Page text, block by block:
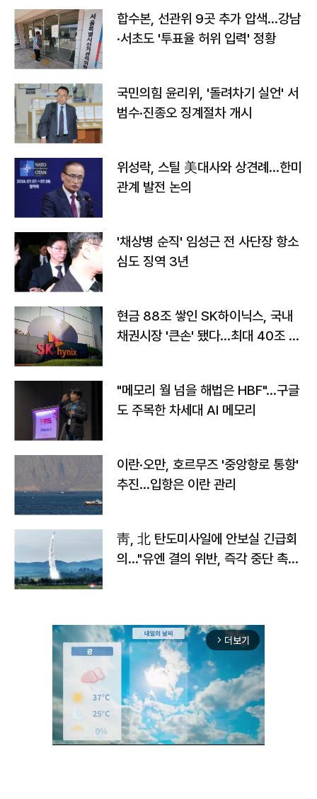
합수본, 선관위 9곳 추가 압색…강남
·서초도 '투표율 허위 입력' 정황
국민의힘 윤리위, '돌려차기 실언' 서
범수·진종오 징계절차 개시
위성락, 스틸 美대사와 상견례…한미
관계 발전 논의
'채상병 순직' 임성근 전 사단장 항소
심도 징역 3년
현금 88조 쌓인 SK하이닉스, 국내
채권시장 '큰손' 됐다…최대 40조 투
"메모리 월 넘을 해법은 HBF"…구글
도 주목한 차세대 AI 메모리
이란·오만, 호르무즈 '중앙항로 통항'
추진…입항은 이란 관리
靑, 北 탄도미사일에 안보실 긴급회
의…"유엔 결의 위반, 즉각 중단 촉
arrow_forward_ios 더보기